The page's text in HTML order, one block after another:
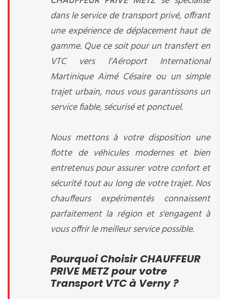
dans le service de transport privé, offrant
une expérience de déplacement haut de
gamme. Que ce soit pour un transfert en
VTC vers l'Aéroport International
Martinique Aimé Césaire ou un simple
trajet urbain, nous vous garantissons un
service fiable, sécurisé et ponctuel.
Nous mettons à votre disposition une
flotte de véhicules modernes et bien
entretenus pour assurer votre confort et
sécurité tout au long de votre trajet. Nos
chauffeurs expérimentés connaissent
parfaitement la région et s'engagent à
vous offrir le meilleur service possible.
Pourquoi Choisir CHAUFFEUR
PRIVE METZ pour votre
Transport VTC à Verny ?